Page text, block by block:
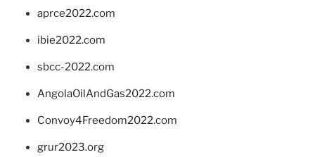
aprce2022.com
ibie2022.com
sbcc-2022.com
AngolaOilAndGas2022.com
Convoy4Freedom2022.com
grur2023.org